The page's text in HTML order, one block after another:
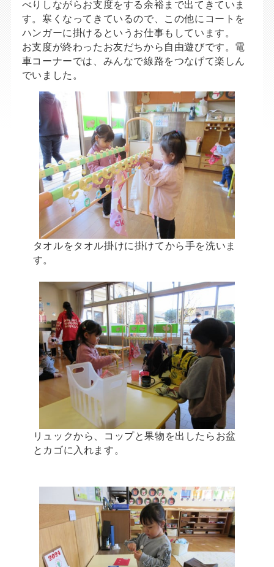
べりしながらお支度をする余裕まで出てきていま
す。寒くなってきているので、この他にコートを
ハンガーに掛けるというお仕事もしています。
お支度が終わったお友だちから自由遊びです。電
車コーナーでは、みんなで線路をつなげて楽しん
でいました。
タオルをタオル掛けに掛けてから手を洗いま
す。
リュックから、コップと果物を出したらお盆
とカゴに入れます。